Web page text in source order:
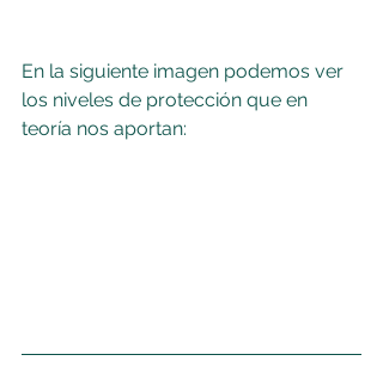
En la siguiente imagen podemos ver
los niveles de protección que en
teoría nos aportan: